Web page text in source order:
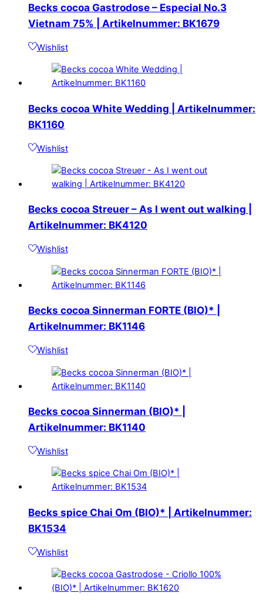
Becks cocoa Gastrodose – Especial No.3
Vietnam 75% | Artikelnummer: BK1679
Wishlist
Becks cocoa White Wedding | Artikelnummer:
BK1160
Wishlist
Becks cocoa Streuer – As I went out walking |
Artikelnummer: BK4120
Wishlist
Becks cocoa Sinnerman FORTE (BIO)* |
Artikelnummer: BK1146
Wishlist
Becks cocoa Sinnerman (BIO)* |
Artikelnummer: BK1140
Wishlist
Becks spice Chai Om (BIO)* | Artikelnummer:
BK1534
Wishlist